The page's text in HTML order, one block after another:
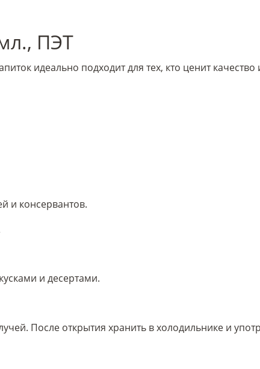
ПЭТ
идеально подходит для тех, кто ценит качество
и консервантов.
и десертами.
После открытия хранить в холодильнике и